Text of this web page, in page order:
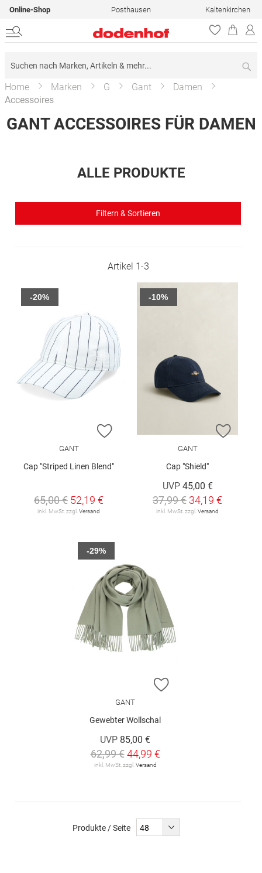
Online-Shop Posthausen Kaltenkirchen
Home Marken G Gant
Damen
Accessoires
GANT ACCESSOIRES FÜR DAMEN
ALLE PRODUKTE
Filtern & Sortieren
Artikel 1-3
ZUR WUNSCHLISTE HINZUFÜGEN
GANT
Cap "Striped Linen Blend"
65,00 € 52,19 €
inkl. MwSt. zzgl. Versand
-20%
ZUR
GANT
Cap "Shield"
UVP 45,00 €
37,99 € 34,19 €
inkl. MwSt. zzgl. Versand
-10%
ZUR WUNSCHLISTE
GANT
Gewebter Wollschal
UVP 85,00 €
62,99 € 44,99 €
inkl. MwSt. zzgl. Versand
-29%
Produkte / Seite